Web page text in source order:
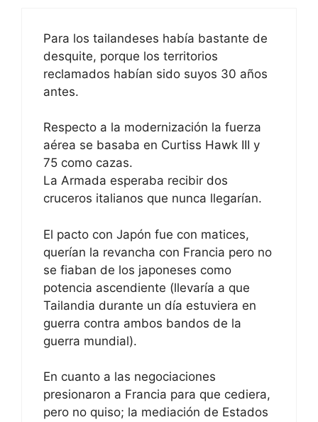
Para los tailandeses había bastante de
desquite, porque los territorios
reclamados habían sido suyos 30 años
antes.
Respecto a la modernización la fuerza
aérea se basaba en Curtiss Hawk III y
75 como cazas.
La Armada esperaba recibir dos
cruceros italianos que nunca llegarían.
El pacto con Japón fue con matices,
querían la revancha con Francia pero no
se fiaban de los japoneses como
potencia ascendiente (llevaría a que
Tailandia durante un día estuviera en
guerra contra ambos bandos de la
guerra mundial).
En cuanto a las negociaciones
presionaron a Francia para que cediera,
pero no quiso; la mediación de Estados